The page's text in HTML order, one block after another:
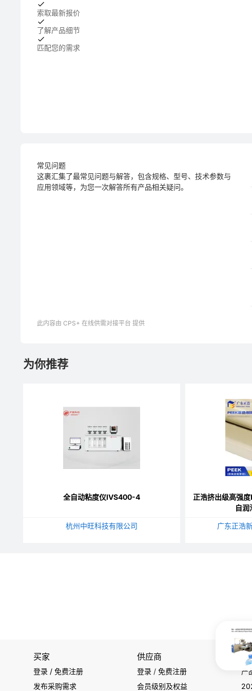
索取最新报价
了解产品细节
匹配您的需求
常见问题
这裹汇集了最常见问题与解答，包含规格、型号、技术参数与
应用领域等，为您一次解答所有产品相关疑问。
此内容由 CPS+ 在线供需对接平台 提供
为你推荐
全自动粘度仪IVS400-4
杭州中旺科技有限公司
正浩挤出级高强
自润
广东正浩
买家
登录 / 免费注册
发布采购需求
供应商
登录 /免费注册
会员级别及权益
产